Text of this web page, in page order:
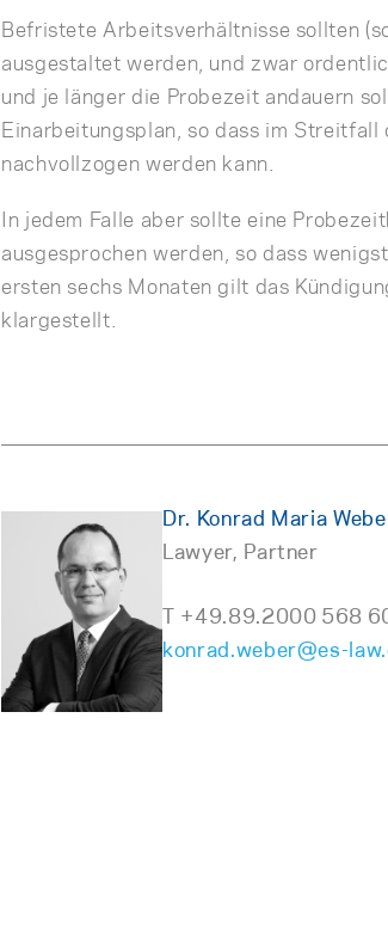
Befristete Arbeitsverhältnisse sollten
ausgestaltet werden, und zwar
und je länger die Probezeit andauern
Einarbeitungsplan, so dass im
nachvollzogen werden kann.
In jedem Falle aber sollte eine
ausgesprochen werden, so dass
ersten sechs Monaten gilt das
klargestellt.
Dr. Konrad Maria
Lawyer, Partner
T +49.89.2000 568
konrad.weber@es-